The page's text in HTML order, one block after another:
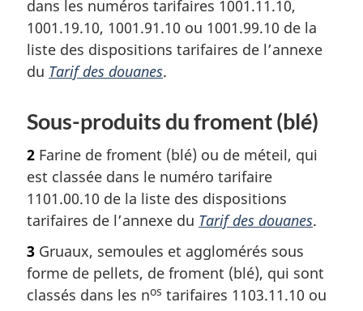
froment
(blé)
et
orge
sous-
produits
de
l’orge
pour
usage
personnel
du
froment
(blé)
et
et
sous-
produits
de
l’orge
usage
personnel
du
froment
(blé)
sous-
produits
de
l’orge
pour
usage
personnel
dans les numéros tarifaires 1001.11.10,
1001.19.10, 1001.91.10 ou 1001.99.10 de la
liste des dispositions tarifaires de l’annexe
du Tarif des douanes.
Sous-produits du froment (blé)
2 Farine de froment (blé) ou de méteil, qui
est classée dans le numéro tarifaire
1101.00.10 de la liste des dispositions
tarifaires de l’annexe du Tarif des douanes.
3 Gruaux, semoules et agglomérés sous
forme de pellets, de froment (blé), qui sont
classés dans les nos tarifaires 1103.11.10 ou